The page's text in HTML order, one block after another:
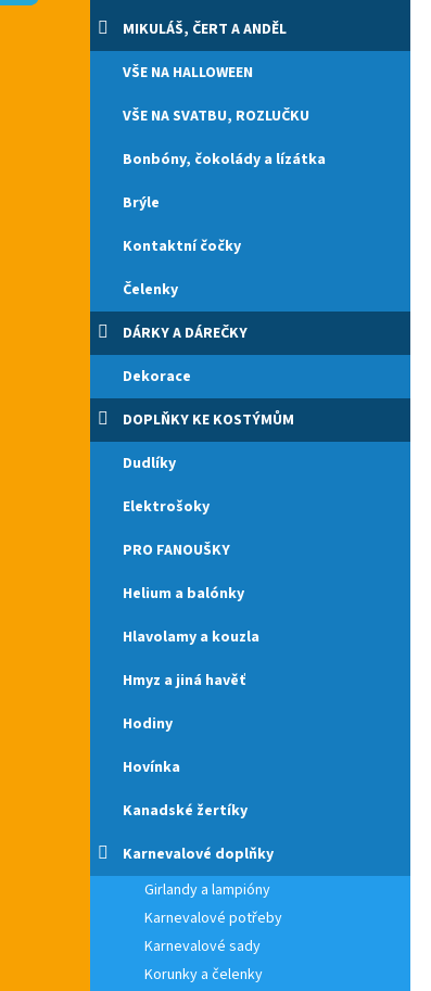
e
l
MIKULÁŠ, ČERT A ANDĚL
VŠE NA HALLOWEEN
VŠE NA SVATBU, ROZLUČKU
Bonbóny, čokolády a lízátka
Brýle
Kontaktní čočky
Čelenky
DÁRKY A DÁREČKY
Dekorace
DOPLŇKY KE KOSTÝMŮM
Dudlíky
Elektrošoky
PRO FANOUŠKY
Helium a balónky
Hlavolamy a kouzla
Hmyz a jiná havěť
Hodiny
Hovínka
Kanadské žertíky
Karnevalové doplňky
Girlandy a lampióny
Karnevalové potřeby
Karnevalové sady
Korunky a čelenky